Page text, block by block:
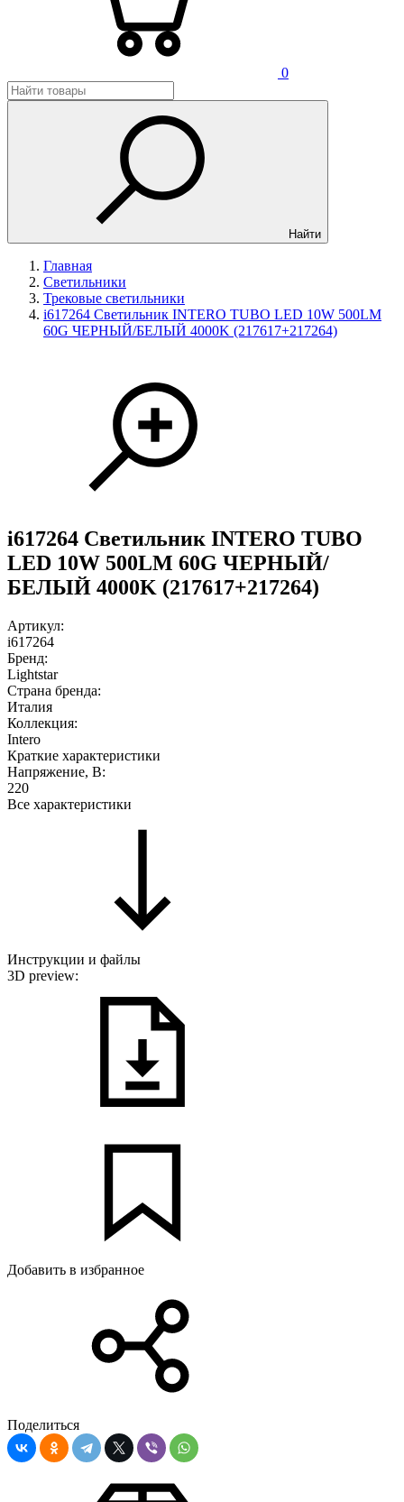
0
Найти
Главная
Светильники
Трековые светильники
i617264 Светильник INTERO TUBO LED 10W 500LM
60G ЧЕРНЫЙ/БЕЛЫЙ 4000K (217617+217264)
i617264 Светильник INTERO TUBO
LED 10W 500LM 60G ЧЕРНЫЙ/
БЕЛЫЙ 4000K (217617+217264)
Артикул:
i617264
Бренд:
Lightstar
Страна бренда:
Италия
Коллекция:
Intero
Краткие характеристики
Напряжение, В:
220
Все характеристики
Инструкции и файлы
3D preview:
Добавить в избранное
Поделиться